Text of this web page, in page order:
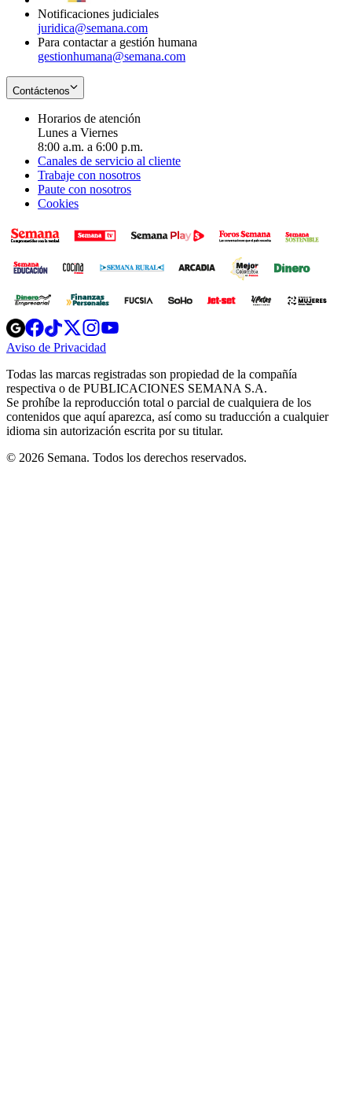
Notificaciones judiciales
juridica@semana.com
Para contactar a gestión humana
gestionhumana@semana.com
Contáctenos
Horarios de atención
Lunes a Viernes
8:00 a.m. a 6:00 p.m.
Canales de servicio al cliente
Trabaje con nosotros
Paute con nosotros
Cookies
Opens
in
new
Opens
in
new
Opens
in
new
window
Opens
new
windowwindow
Aviso de Privacidad
new
window
Todas las marcas registradas son propiedad de la compañía
respectiva o de PUBLICACIONES SEMANA S.A.
Se prohíbe la reproducción total o parcial de cualquiera de los
contenidos que aquí aparezca, así como su traducción a cualquier
idioma sin autorización escrita por su titular.
© 2026 Semana. Todos los derechos reservados.